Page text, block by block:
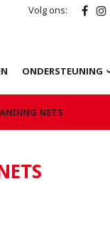
Volg ons:
ONDERSTEUNING
NETS